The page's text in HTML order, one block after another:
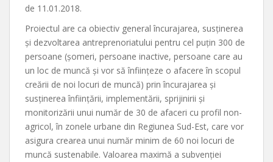
de 11.01.2018.
Proiectul are ca obiectiv general încurajarea, susținerea
și dezvoltarea antreprenoriatului pentru cel puțin 300 de
persoane (șomeri, persoane inactive, persoane care au
un loc de muncă și vor să înființeze o afacere în scopul
creării de noi locuri de muncă) prin încurajarea și
susținerea înființării, implementării, sprijinirii și
monitorizării unui număr de 30 de afaceri cu profil non-
agricol, în zonele urbane din Regiunea Sud-Est, care vor
asigura crearea unui număr minim de 60 noi locuri de
muncă sustenabile. Valoarea maximă a subvenției